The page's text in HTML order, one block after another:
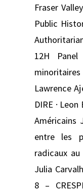
Fraser
Public
12H
Lawrence
DIRE ·
Américains
entre les
radicaux
Julia
8 –